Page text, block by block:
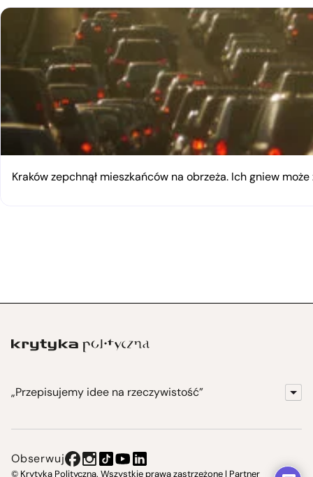
Kraków zepchnął mieszkańców na obrzeża. Ich gniew
„Przepisujemy idee na rzeczywistość”
Instytut Krytyki Politycznej
Obserwuj
© Krytyka Polityczna. Wszystkie prawa zastrzeżone | Partner